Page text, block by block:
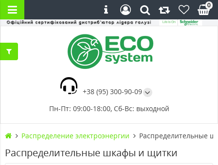
+38 (95) 300-90-09
Пн-Пт: 09:00-18:00, Сб-Вс: выходной
0
Распределение электроэнергии Распределительные
Распределительные шкафы и щитки